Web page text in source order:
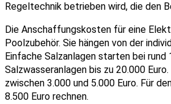
Regeltechnik betrieben wird, die den
Die Anschaffungskosten für eine
Poolzubehör. Sie hängen von der
Einfache Salzanlagen starten bei
Salzwasseranlagen bis zu 20.000
zwischen 3.000 und 5.000 Euro. Für
8.500 Euro rechnen.